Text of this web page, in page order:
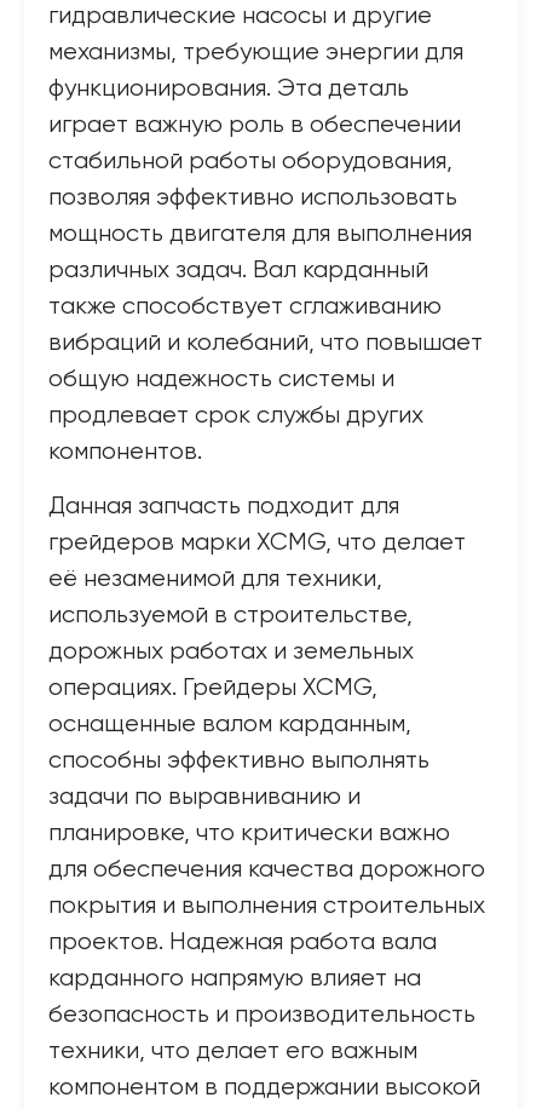
гидравлические насосы и другие
механизмы, требующие энергии для
функционирования. Эта деталь
играет важную роль в обеспечении
стабильной работы оборудования,
позволяя эффективно использовать
мощность двигателя для выполнения
различных задач. Вал карданный
также способствует сглаживанию
вибраций и колебаний, что повышает
общую надежность системы и
продлевает срок службы других
компонентов.
Данная запчасть подходит для
грейдеров марки XCMG, что делает
её незаменимой для техники,
используемой в строительстве,
дорожных работах и земельных
операциях. Грейдеры XCMG,
оснащенные валом карданным,
способны эффективно выполнять
задачи по выравниванию и
планировке, что критически важно
для обеспечения качества дорожного
покрытия и выполнения строительных
проектов. Надежная работа вала
карданного напрямую влияет на
безопасность и производительность
техники, что делает его важным
компонентом в поддержании высокой